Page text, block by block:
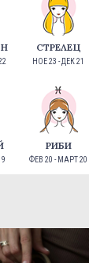
СТРЕЛЕЦ
НОЕ 23 - ДЕК 21
РИБИ
ФЕВ 20 - МАРТ 20